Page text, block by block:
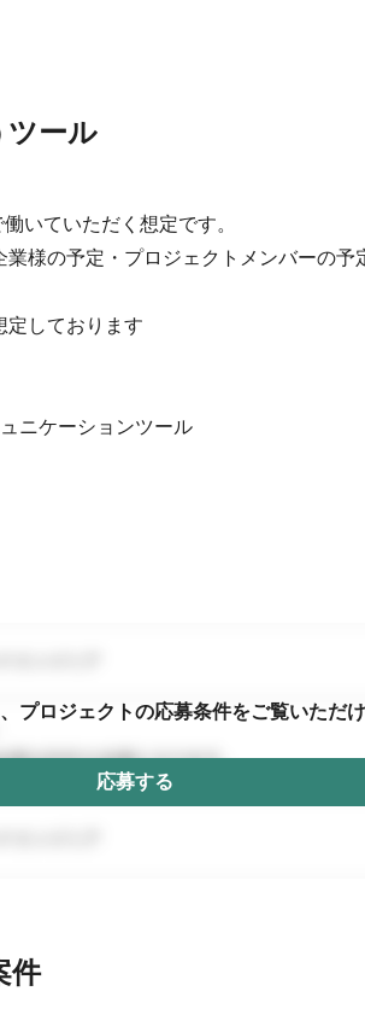
ツール
いていただく想定です。
業様の予定・プロジェクトメンバーの予
定しております
ニケーションツール
プロジェクトの応募条件をご覧いただけ
応募する
件